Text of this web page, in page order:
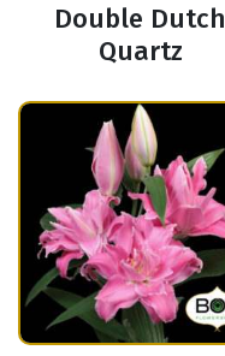
Double Dutch
Quartz